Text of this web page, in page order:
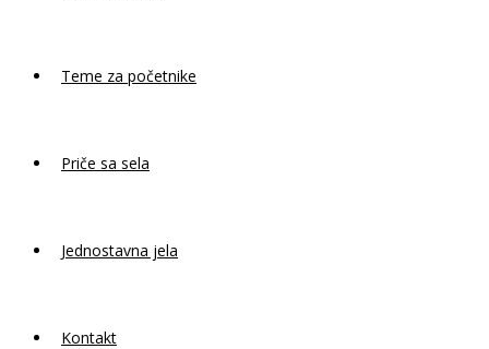
Teme za početnike
Priče sa sela
Jednostavna jela
Kontakt